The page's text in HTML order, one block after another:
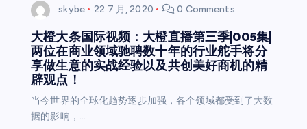
skybe 22 7 月, 2020 0 Comments
大橙大条国际视频：大橙直播第三季|005集|
两位在商业领域驰聘数十年的行业舵手将分
享做生意的实战经验以及共创美好商机的精
辟观点！
当今世界的全球化趋势逐步加强，各个领域都受到了大数
据的影响，…